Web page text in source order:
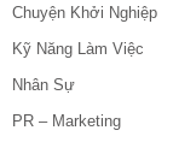
Chuyện Khởi Nghiệp
Kỹ Năng Làm Việc
Nhân Sự
PR – Marketing